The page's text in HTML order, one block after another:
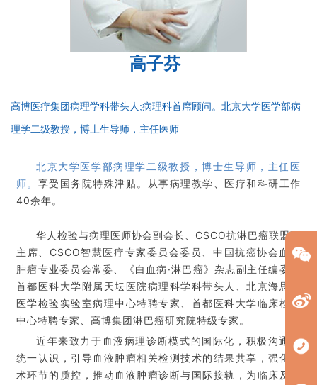
高子芬
高博医疗集团病理学科带头人;病理科首席顾问。北京大学医学部病
理学二级教授，博土生导师，主任医师
北京大学医学部病理学二级教授，博士生导师，主任医
师。 享受国务院特殊津贴。从事病理教学、医疗和科研工作
40余年。
华人检验与病理医师协会副会长、CSCO抗淋巴瘤联盟副
主席、CSCO智慧医疗专家委员会委员、中国抗癌协会血液
肿瘤专业委员会常委、《白血病·淋巴瘤》杂志副主任编委、
首都医科大学附属天坛医院病理科学科带头人、北京海思特
医学检验实验室病理中心特聘专家、首都医科大学临床检验
中心特聘专家、高博集团淋巴瘤研究院特级专家。
近年来致力于血液病理诊断模式的国际化，积极沟通，
统一认识，引导血液肿瘤相关检测技术的结果共享，强化技
术环节的质控，推动血液肿瘤诊断与国际接轨，为临床及时